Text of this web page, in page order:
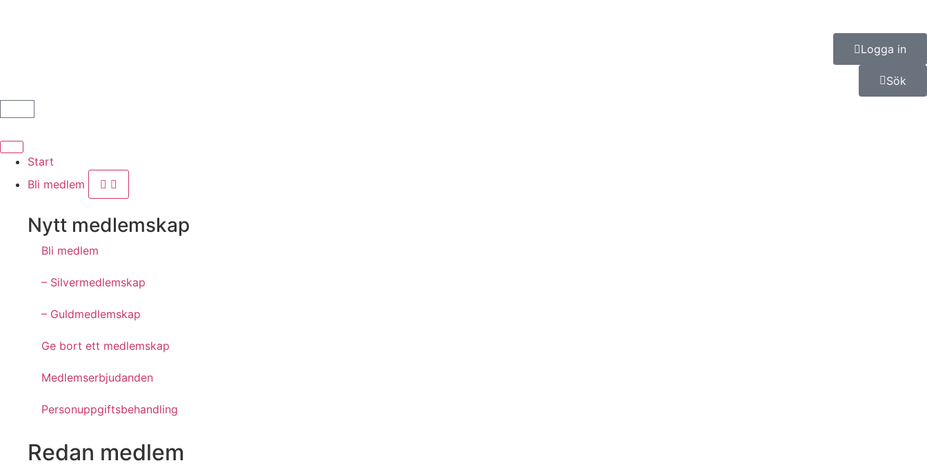
Logga in
Sök
Start
Bli medlem
Nytt medlemskap
Bli medlem
– Silvermedlemskap
– Guldmedlemskap
Ge bort ett medlemskap
Medlemserbjudanden
Personuppgiftsbehandling
Redan medlem